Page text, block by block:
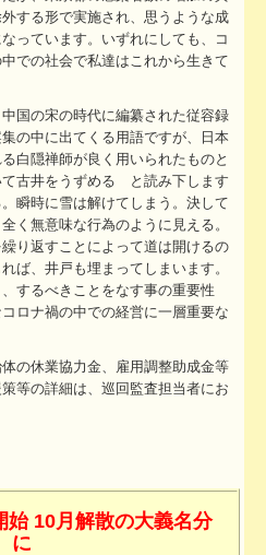
する形で実施され、思うような成
っています。いずれにしても、コ
での社会で私達はこれから生きて
国の宋の時代に編纂された従容録
の中に出てくる用語ですが、日本
白隠禅師が良く用いられたものと
て古井をうずめる と読み下します
瞬時に雪は解けてしまう。決して
く無意味な行為のように見える。
り返すことによって道は開けるの
ば、井戸も埋まってしまいます。
するべきことをなす事の重要性
ロナ禍の中での経営に一層重要な
の休業協力金、雇用調整助成金等
等の詳細は、巡回監査担当者にお
始 10月解散の大義名分
に